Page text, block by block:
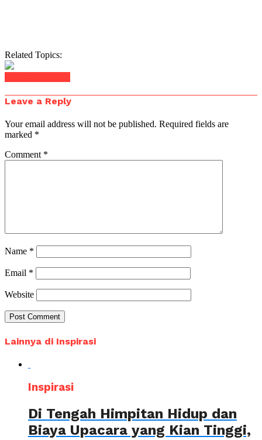
Related Topics:
Leave a Reply
Your email address will not be published. Required fields are
marked *
Comment *
Name *
Email *
Website
Lainnya di Inspirasi
Inspirasi
Di Tengah Himpitan Hidup dan
Biaya Upacara yang Kian Tinggi,